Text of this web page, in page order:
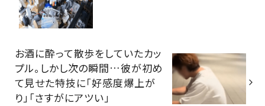
お酒に酔って散歩をしていたカッ
プル。しかし次の瞬間…彼が初め
て見せた特技に「好感度爆上が
り」「さすがにアツい」